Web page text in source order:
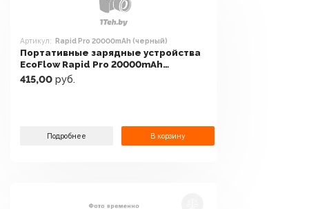
Артикул: Rapid Pro 20000mAh (черный)
Портативные зарядные устройства
EcoFlow Rapid Pro 20000mAh
(черный)
415,00 руб.
Подробнее В корзину